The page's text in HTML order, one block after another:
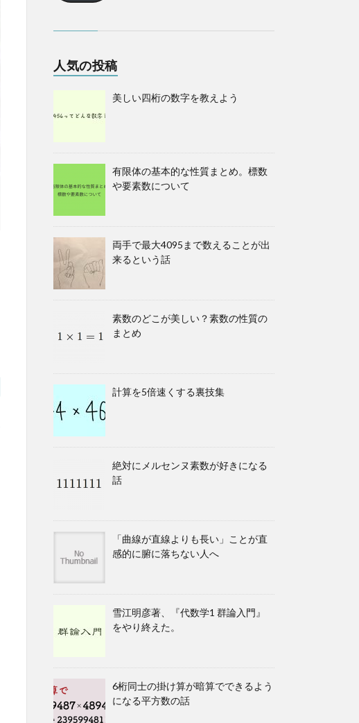
人気の投稿
美しい四桁の数字を教えよう
有限体の基本的な性質まとめ。標数
や要素数について
両手で最大4095まで数えることが出
来るという話
素数のどこが美しい？素数の性質の
まとめ
計算を5倍速くする裏技集
絶対にメルセンヌ素数が好きになる
話
「曲線が直線よりも長い」ことが直
感的に腑に落ちない人へ
雪江明彦著、『代数学1 群論入門』
をやり終えた。
6桁同士の掛け算が暗算でできるよう
になる平方数の話